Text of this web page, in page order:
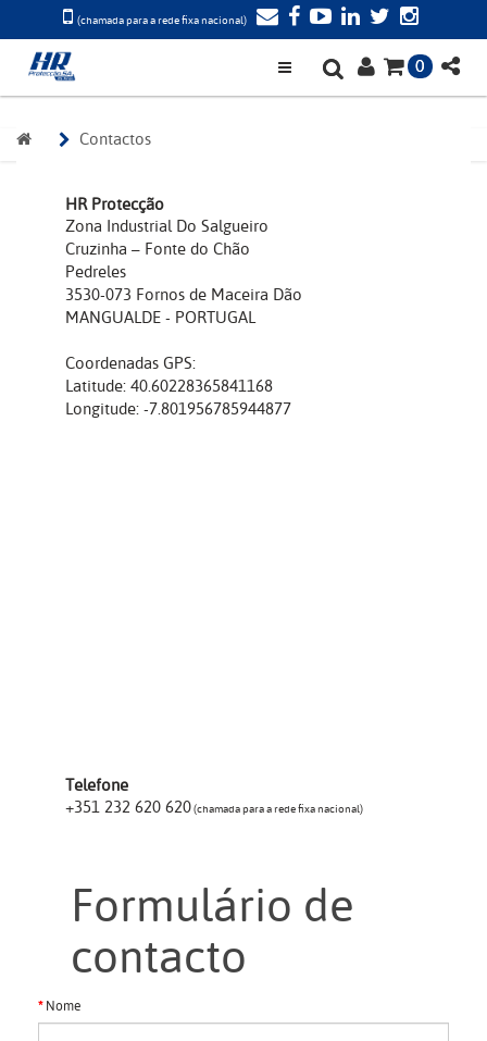
(chamada para a rede fixa nacional)
0
Contactos
HR Protecção
Zona Industrial Do Salgueiro
Cruzinha – Fonte do Chão
Pedreles
3530-073 Fornos de Maceira Dão
MANGUALDE - PORTUGAL
Coordenadas GPS:
Latitude: 40.60228365841168
Longitude: -7.801956785944877
Telefone
+351 232 620 620(chamada para a rede fixa nacional)
Formulário de
contacto
Nome